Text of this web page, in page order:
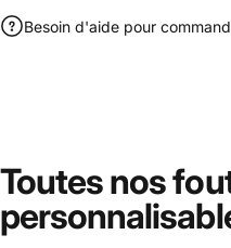
Besoin d'aide pour
Toutes nos